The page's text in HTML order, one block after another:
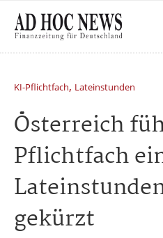
KI-Pflichtfach, Lateinstunden
Österreich
Pflichtfach
gekürzt